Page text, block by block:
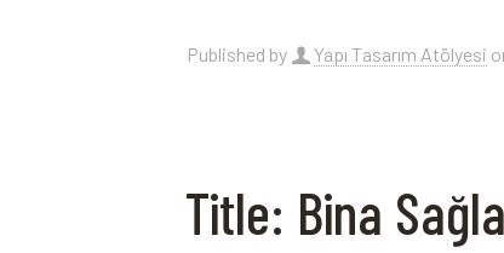
Published by Yapı Tasarım Atölyesi
Title: Bina